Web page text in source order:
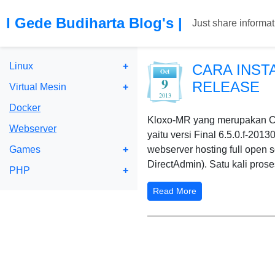
I Gede Budiharta Blog's | Just share
Linux
Virtual Mesin
Docker
Webserver
Games
PHP
Oct
9
2013
CARA
RELEASE
Kloxo-MR yang merupakan
yaitu versi Final 6.5.0.f-
webserver hosting full open
DirectAdmin). Satu kali
Read More